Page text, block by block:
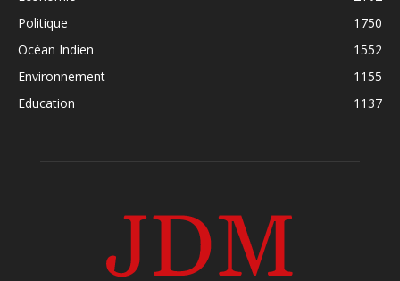
Politique
1750
Océan Indien
1552
Environnement
1155
Education
1137